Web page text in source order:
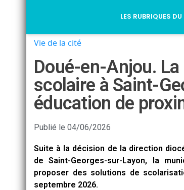
LES RUBRIQUES
Vie de la cité
Doué-en-Anjou. La
scolaire à Saint-
éducation de
Publié le 04/06/2026
Suite à la décision de la direction
de Saint-Georges-sur-Layon, la
proposer des solutions de
septembre 2026.